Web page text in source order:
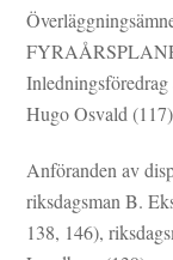
Inledningsföredrag
Hugo Osvald (117)
Anföranden av
riksdagsman B.
138, 146),